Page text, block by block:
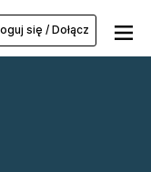
się / Dołącz